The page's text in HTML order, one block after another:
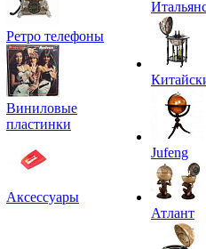
Ретро телефоны
Виниловые
пластинки
Аксессуары
Jufeng
Атлант